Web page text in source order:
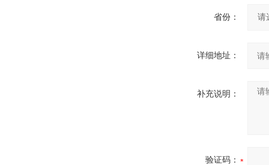
省份：
详细地址：
补充说明：
验证码：